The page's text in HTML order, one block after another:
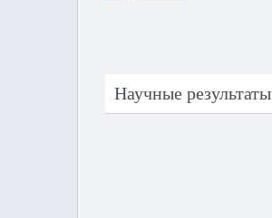
Научные результаты